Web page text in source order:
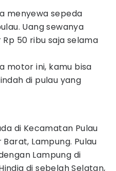
menyewa sepeda
Uang sewanya
50 ribu saja selama
motor ini, kamu bisa
di pulau yang
di Kecamatan Pulau
Lampung. Pulau
Lampung di
di sebelah Selatan,